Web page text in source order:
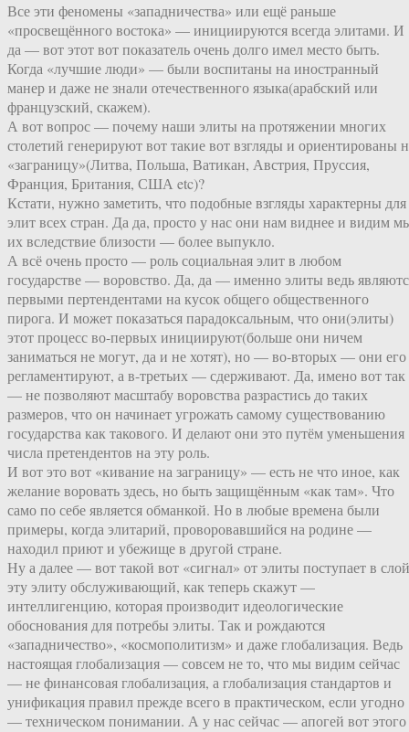
Все эти феномены «западничества» или ещё раньше
«просвещённого востока» — инициируются всегда элитами. И
да — вот этот вот показатель очень долго имел место быть.
Когда «лучшие люди» — были воспитаны на иностранный
манер и даже не знали отечественного языка(арабский или
французский, скажем).
А вот вопрос — почему наши элиты на протяжении многих
столетий генерируют вот такие вот взгляды и ориентированы
«заграницу»(Литва, Польша, Ватикан, Австрия, Пруссия,
Франция, Британия, США etc)?
Кстати, нужно заметить, что подобные взгляды характерны для
элит всех стран. Да да, просто у нас они нам виднее и видим
их вследствие близости — более выпукло.
А всё очень просто — роль социальная элит в любом
государстве — воровство. Да, да — именно элиты ведь
первыми пертендентами на кусок общего общественного
пирога. И может показаться парадоксальным, что они(элиты)
этот процесс во-первых инициируют(больше они ничем
заниматься не могут, да и не хотят), но — во-вторых — они его
регламентируют, а в-третьих — сдерживают. Да, имено вот так
— не позволяют масштабу воровства разрастись до таких
размеров, что он начинает угрожать самому существованию
государства как такового. И делают они это путём уменьшения
числа претендентов на эту роль.
И вот это вот «кивание на заграницу» — есть не что иное, как
желание воровать здесь, но быть защищённым «как там». Что
само по себе является обманкой. Но в любые времена были
примеры, когда элитарий, проворовавшийся на родине —
находил приют и убежище в другой стране.
Ну а далее — вот такой вот «сигнал» от элиты поступает в слой
эту элиту обслуживающий, как теперь скажут —
интеллигенцию, которая производит идеологические
обоснования для потребы элиты. Так и рождаются
«западничество», «космополитизм» и даже глобализация. Ведь
настоящая глобализация — совсем не то, что мы видим сейчас
— не финансовая глобализация, а глобализация стандартов и
унификация правил прежде всего в практическом, если угодно
— техническом понимании. А у нас сейчас — апогей вот этого